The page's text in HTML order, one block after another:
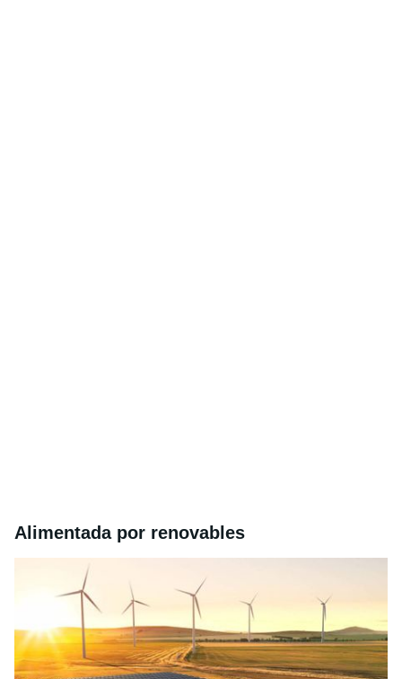
Alimentada por renovables